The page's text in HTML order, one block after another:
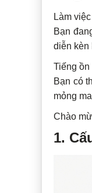
Làm
Bạn
diễn kèn
Tiếng ồn
Bạn có
mỏng
Chào
1.